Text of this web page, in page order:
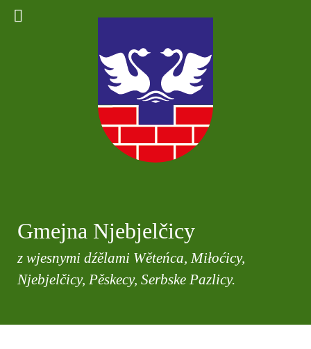
Gmejna Njebjelčicy
z wjesnymi dźělami Wěteńca, Miłoćicy,
Njebjelčicy, Pěskecy, Serbske Pazlicy.